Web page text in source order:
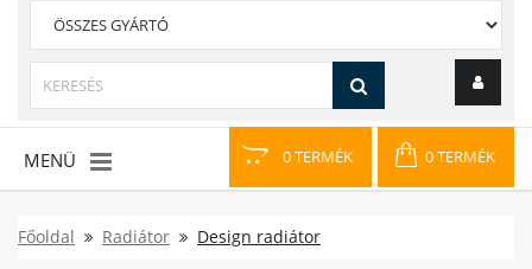
0 TERMÉK 0 TERMÉK
MENÜ
Főoldal Radiátor Design radiátor